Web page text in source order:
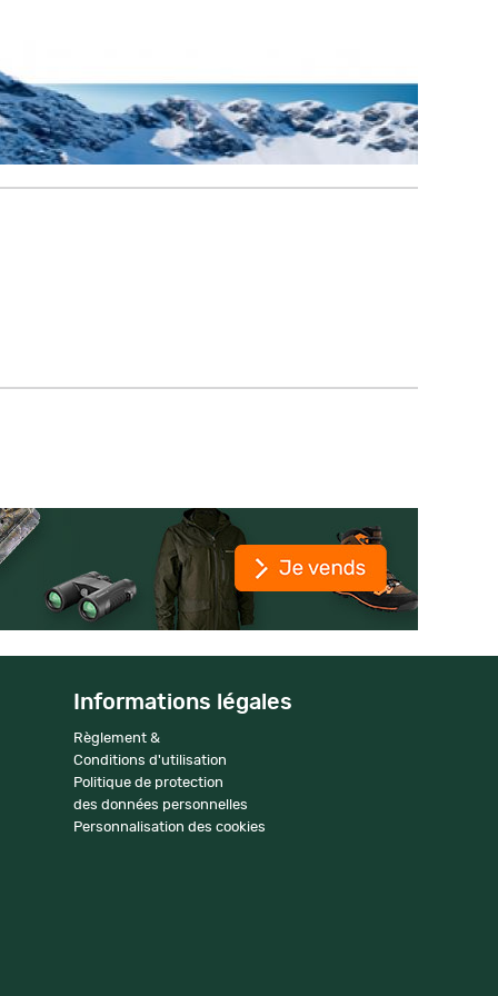
Informations légales
Règlement &
Conditions d'utilisation
Politique de protection
des données personnelles
Personnalisation des cookies